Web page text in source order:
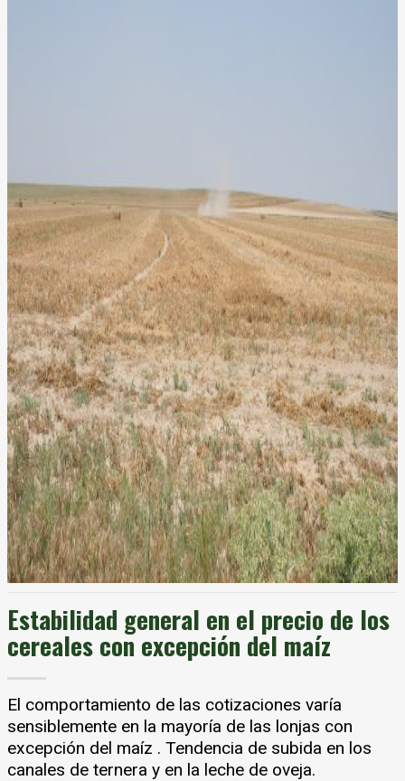
Estabilidad general en el precio de los
cereales con excepción del maíz
El comportamiento de las cotizaciones varía
sensiblemente en la mayoría de las lonjas con
excepción del maíz . Tendencia de subida en los
canales de ternera y en la leche de oveja.